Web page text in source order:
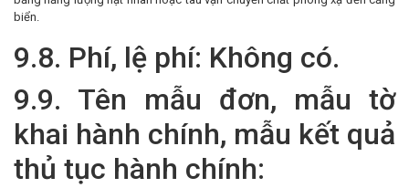
biển.
9.8. Phí, lệ phí: Không có.
9.9. Tên mẫu đơn, mẫu tờ
khai hành chính, mẫu kết quả
thủ tục hành chính: